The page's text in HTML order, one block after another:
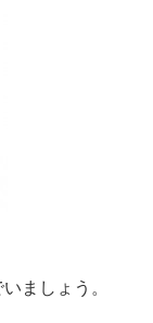
ましょう。